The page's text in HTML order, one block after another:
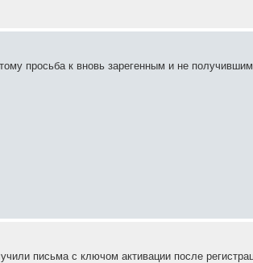
просьба к вновь зарегенным и не
письма с ключом активации после